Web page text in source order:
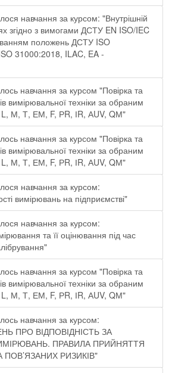
навчання за курсом: "Внутрішній
згідно з вимогами ДСТУ EN ISO/IEC
положень ДСТУ ISO
31000:2018, ILAC, EA -
навчання за курсом "Повірка та
вимірювальної техніки за обраним
L, М, Т, ЕМ, F, РR, ІR, АUV, QМ"
навчання за курсом "Повірка та
вимірювальної техніки за обраним
L, М, Т, ЕМ, F, РR, ІR, АUV, QМ"
навчання за курсом:
вимірювань на підприємстві"
навчання за курсом:
та її оцінювання під час
навчання за курсом "Повірка та
вимірювальної техніки за обраним
L, М, Т, ЕМ, F, РR, ІR, АUV, QМ"
навчання за курсом:
ПРО ВІДПОВІДНІСТЬ ЗА
ПРАВИЛА ПРИЙНЯТТЯ
ПОВ’ЯЗАНИХ РИЗИКІВ"